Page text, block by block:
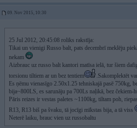
09. Nov 2015, 10:30
25 Jul 2012, 20:45:08 roliks rakstīja:
Tikai un vienigi Russo balt, pats decembrī meklēju
nekam
Aizbrauc uz russo balt kantori matīsa ielā, tur šiem
torsionu tiltiem ar un bez tentiem
.Sakomplektēt
Es ņēmu vienasīgo 2.50x1.25 tehniskajā pasē 750kg,
bija~800LS, es sarunāju pa 700Ls naļikā, bez čekiem-
Pāris reizes ir vestas paletes ~1100kg, tiltam poh,
R13, R13 biš pa švaku, tā jocīgi mīkstas bija, a tā viss
Neterē laiku, brauc vien uz russobaltu